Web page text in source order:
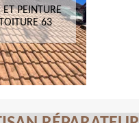
ET PEINTURE
63